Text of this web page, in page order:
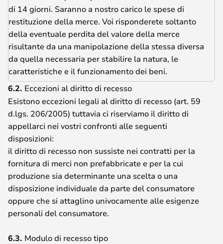
di 14 giorni. Saranno a nostro carico le spese di
restituzione della merce. Voi risponderete soltanto
della eventuale perdita del valore della merce
risultante da una manipolazione della stessa diversa
da quella necessaria per stabilire la natura, le
caratteristiche e il funzionamento dei beni.
6.2. Eccezioni al diritto di recesso
Esistono eccezioni legali al diritto di recesso (art. 59
d.lgs. 206/2005) tuttavia ci riserviamo il diritto di
appellarci nei vostri confronti alle seguenti
disposizioni:
il diritto di recesso non sussiste nei contratti per la
fornitura di merci non prefabbricate e per la cui
produzione sia determinante una scelta o una
disposizione individuale da parte del consumatore
oppure che si attaglino univocamente alle esigenze
personali del consumatore.
6.3. Modulo di recesso tipo